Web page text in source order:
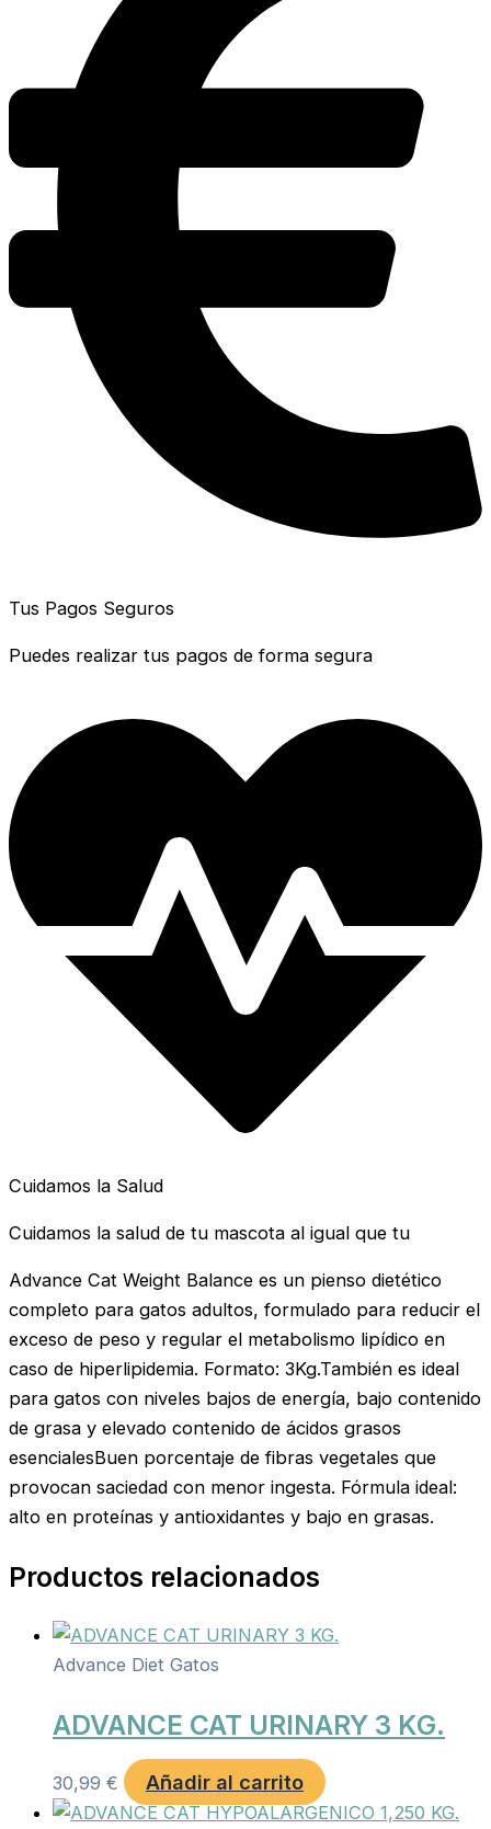
Tus Pagos Seguros
Puedes realizar tus pagos de forma segura
Cuidamos la Salud
Cuidamos la salud de tu mascota al igual que tu
Advance Cat Weight Balance es un pienso dietético
completo para gatos adultos, formulado para reducir el
exceso de peso y regular el metabolismo lipídico en
caso de hiperlipidemia. Formato: 3Kg.También es ideal
para gatos con niveles bajos de energía, bajo contenido
de grasa y elevado contenido de ácidos grasos
esencialesBuen porcentaje de fibras vegetales que
provocan saciedad con menor ingesta. Fórmula ideal:
alto en proteínas y antioxidantes y bajo en grasas.
Productos relacionados
Advance Diet Gatos
ADVANCE CAT URINARY 3 KG.
30,99 € Añadir al carrito